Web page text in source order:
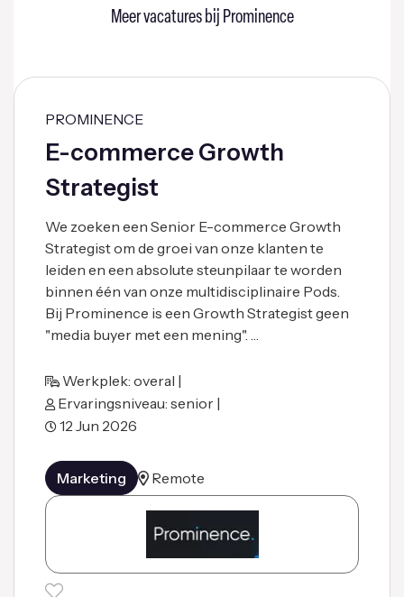
Meer vacatures bij Prominence
PROMINENCE
E-commerce Growth
Strategist
We zoeken een Senior E-commerce Growth
Strategist om de groei van onze klanten te
leiden en een absolute steunpilaar te worden
binnen één van onze multidisciplinaire Pods.
Bij Prominence is een Growth Strategist geen
"media buyer met een mening". …
Werkplek: overal |
Ervaringsniveau: senior |
12 Jun 2026
Marketing Remote